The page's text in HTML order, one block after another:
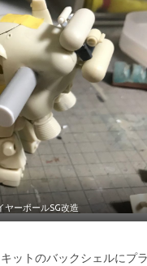
ヤーボールSG改造
ットのバックシェルにプ